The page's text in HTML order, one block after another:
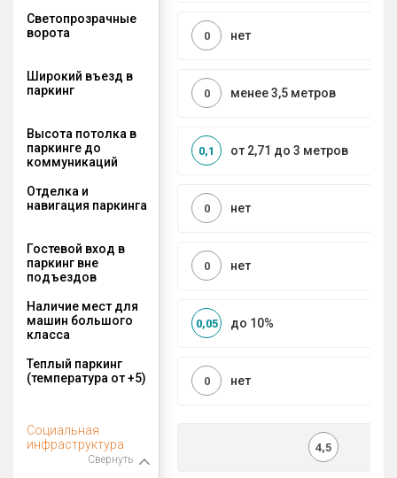
Светопрозрачные
ворота
нет
0
Широкий въезд в
паркинг
менее 3,5 метров
0
Высота потолка в
паркинге до
коммуникаций
от 2,71 до 3 метров
0,1
Отделка и
навигация паркинга
нет
0
Гостевой вход в
паркинг вне
подъездов
нет
0
Наличие мест для
машин большого
класса
до 10%
0,05
Теплый паркинг
(температура от +5)
нет
0
Социальная
инфраструктура
Свернуть
4,5